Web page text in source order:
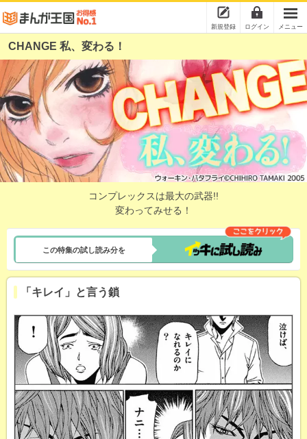
新規登録 ログイン メニュー
CHANGE 私、変わる！
コンプレックスは最大の武器!!
変わってみせる！
この特集の試し読み分を
「キレイ」と言う鎖